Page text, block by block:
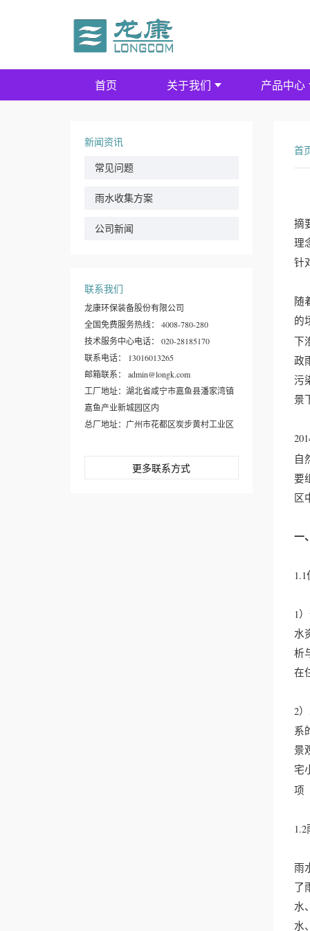
首页 关于我们 产品中心
新闻资讯
常见问题
雨水收集方案
公司新闻
联系我们
龙康环保装备股份有限公司
全国免费服务热线： 4008-780-280
技术服务中心电话： 020-28185170
联系电话： 13016013265
邮箱联系： admin@longk.com
工厂地址：湖北省咸宁市嘉鱼县潘家湾镇
嘉鱼产业新城园区内
总厂地址：广州市花都区炭步黄村工业区
更多联系方式
首
摘
理
针
随
的
下
政
污
景
自
要
区
一
1
水
析
在
2
系
景
宅
项
雨
了
水
水